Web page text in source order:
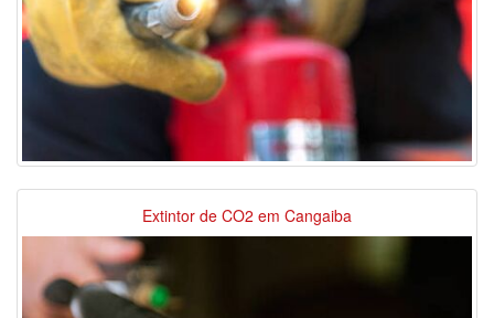
Extintor de CO2 em Cangaiba